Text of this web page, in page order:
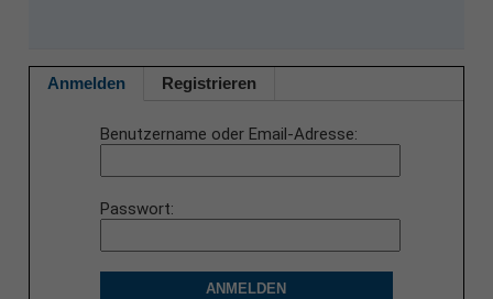
Anmelden Registrieren
Benutzername oder Email-Adresse
Passwort
ANMELDEN